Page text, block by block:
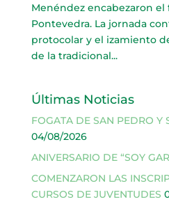
Menéndez encabezaron el
Pontevedra. La jornada
protocolar y el izamiento
de la tradicional...
Últimas Noticias
FOGATA DE SAN PEDRO Y
04/08/2026
ANIVERSARIO DE “SOY
COMENZARON LAS
CURSOS DE JUVENTUDES